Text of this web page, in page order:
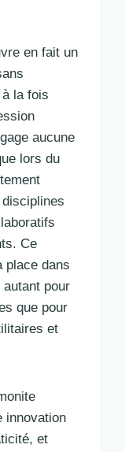
en fait un
la fois
aucune
lors du
Ce
place dans
autant pour
que pour
et
innovation
et